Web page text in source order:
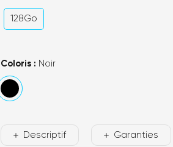
128Go
Coloris : Noir
Descriptif Garanties